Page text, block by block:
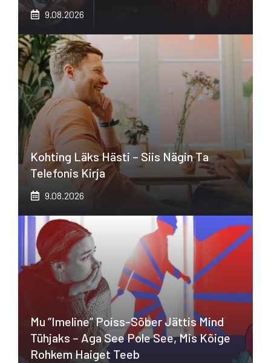
9.08.2026
Kohting Läks Hästi – Siis Nägin Ta
Telefonis Kirja
9.08.2026
Mu “imeline” Poiss-Sõber Jättis Mind
Tühjaks – Aga See Pole See, Mis Kõige
Rohkem Haiget Teeb